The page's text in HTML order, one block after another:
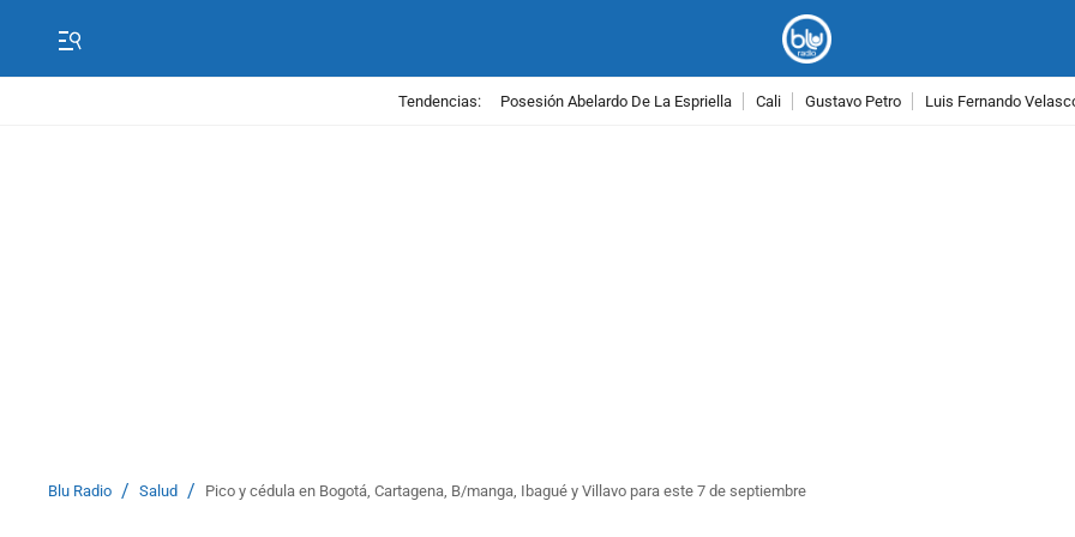
Tendencias: Posesión Abelardo De La Espriella Cali Gustavo Petro Luis Fernando
Blu Radio / Salud / Pico y cédula en Bogotá, Cartagena, B/manga, Ibagué y Villavo para este 7 de septiembre